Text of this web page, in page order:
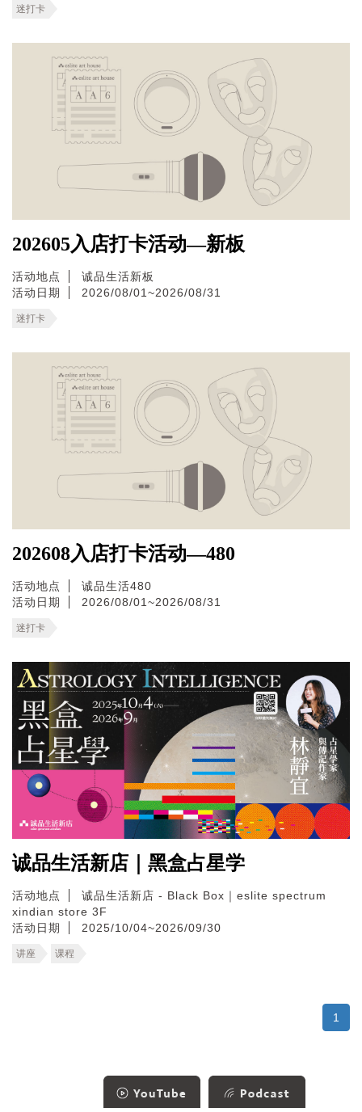
迷打卡
202605入店打卡活动—新板
活动地点
诚品生活新板
活动日期
2026/08/01~2026/08/31
迷打卡
202608入店打卡活动—480
活动地点
诚品生活480
活动日期
2026/08/01~2026/08/31
迷打卡
诚品生活新店｜黑盒占星学
活动地点
诚品生活新店 - Black Box｜eslite spectrum
xindian store 3F
活动日期
2025/10/04~2026/09/30
讲座 课程
1